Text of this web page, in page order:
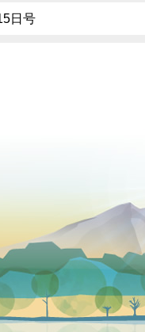
日号